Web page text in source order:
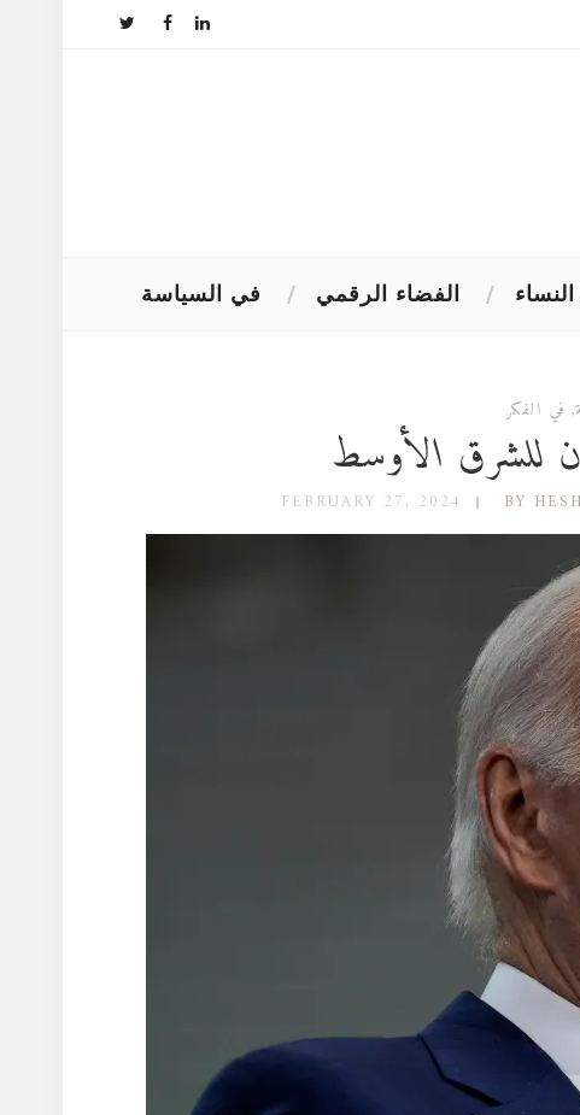
في السياسة الفضاء الرقمي
, في الفكر
للشرق الأوسط
FEBRUARY 27, 2024 BY